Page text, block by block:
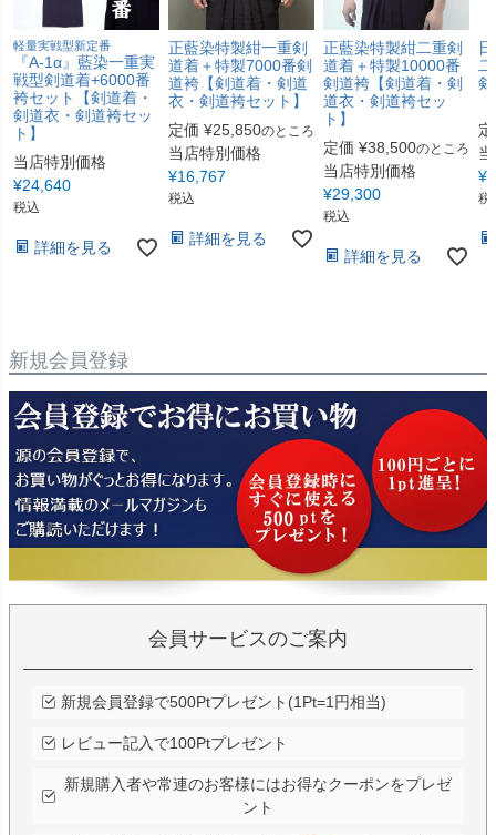
軽量実戦型新定番
『A-1α』藍染一重実
戦型剣道着+6000番
袴セット【剣道着・
剣道衣・剣道袴セッ
ト】
当店特別価格
¥24,640
税込
詳細を見る
正藍染特製紺一重剣
道着＋特製7000番剣
道袴【剣道着・剣道
衣・剣道袴セット】
定価 ¥25,850のところ
当店特別価格
¥16,767
税込
詳細を見る
正藍染特製紺二重剣
道着＋特製10000番
剣道袴【剣道着・剣
道衣・剣道袴セッ
ト】
定価 ¥38,500のところ
当店特別価格
¥29,300
税込
詳細を見る
¥
税
新規会員登録
会員サービスのご案内
新規会員登録で500Ptプレゼント(1Pt=1円相当)
レビュー記入で100Ptプレゼント
新規購入者や常連のお客様にはお得なクーポンをプレゼ
ント